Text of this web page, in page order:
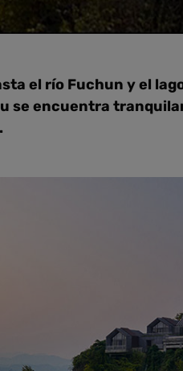
el río Fuchun y el
se encuentra